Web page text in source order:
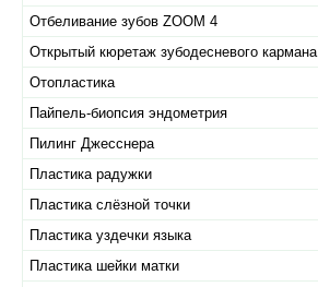
Отбеливание зубов ZOOM 4
Открытый кюретаж зубодесневого кармана
Отопластика
Пайпель-биопсия эндометрия
Пилинг Джесснера
Пластика радужки
Пластика слёзной точки
Пластика уздечки языка
Пластика шейки матки